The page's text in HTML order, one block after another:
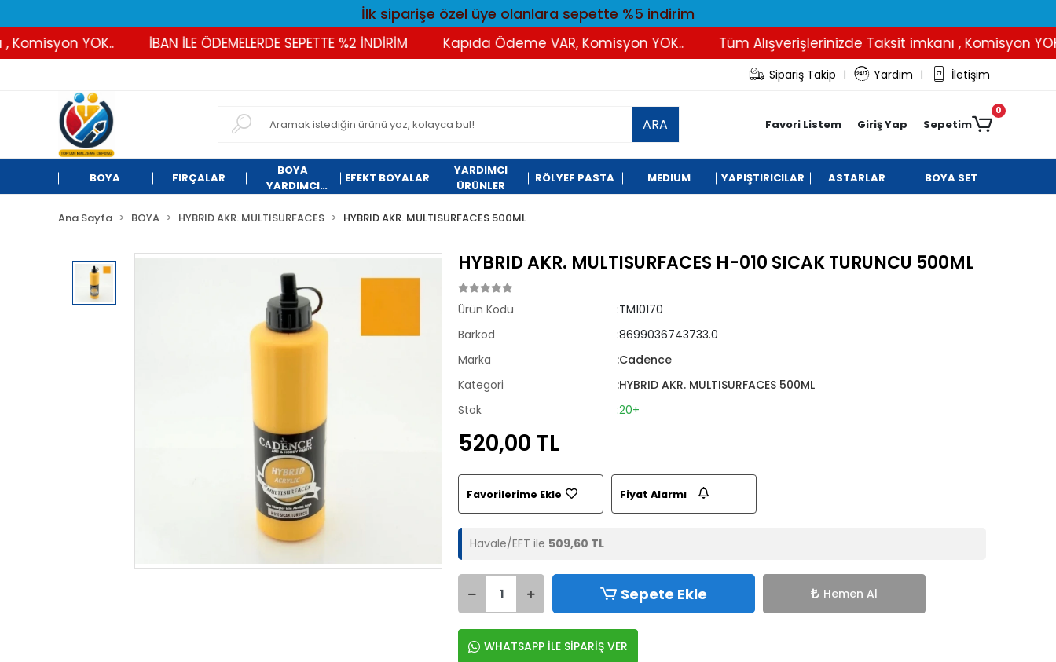
İlk siparişe özel üye olanlara sepette %5 indirim
YOK.. İBAN İLE ÖDEMELERDE SEPETTE %2 İNDİRİM Kapıda Ödeme VAR, Komisyon YOK.. Tüm Alışverişlerinizde Taksit imkanı , Komisyon YOK..
Sipariş Takip | Yardım | İletişim
ARA Favori Listem Giriş Yap Sepetim
0
BOYA FIRÇALAR
BOYA
YARDIMCI
EFEKT BOYALAR
YARDIMCI
ÜRÜNLER
RÖLYEF PASTA MEDIUM YAPIŞTIRICILAR ASTARLAR BOYA SET
Ana Sayfa BOYA HYBRID AKR. MULTISURFACES HYBRID AKR. MULTISURFACES 500ML
HYBRID AKR. MULTISURFACES H-010 SICAK TURUNCU 500ML
Ürün Kodu
:TM10170
Barkod
:8699036743733.0
Marka
:Cadence
Kategori
:HYBRID AKR. MULTISURFACES 500ML
Stok
:20+
520,00 TL
Favorilerime Ekle Fiyat Alarmı
Havale/EFT ile 509,60 TL
Sepete Ekle Hemen Al
WHATSAPP İLE SİPARİŞ VER